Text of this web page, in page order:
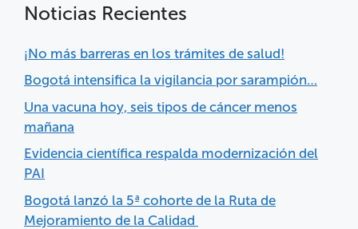
Noticias Recientes
¡No más barreras en los trámites de salud!
Bogotá intensifica la vigilancia por sarampión…
Una vacuna hoy, seis tipos de cáncer menos
mañana
Evidencia científica respalda modernización del
PAI
Bogotá lanzó la 5ª cohorte de la Ruta de
Mejoramiento de la Calidad